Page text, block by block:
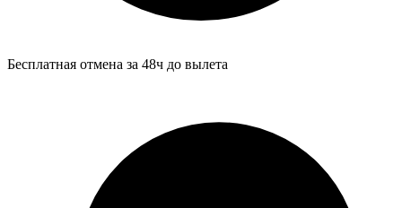
Бесплатная отмена за 48ч до вылета